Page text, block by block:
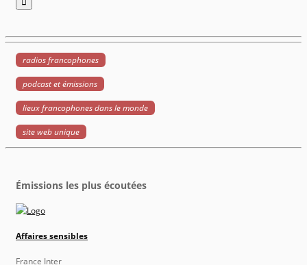
radios francophones
podcast et émissions
lieux francophones dans le monde
site web unique
Émissions les plus écoutées
Affaires sensibles
France Inter